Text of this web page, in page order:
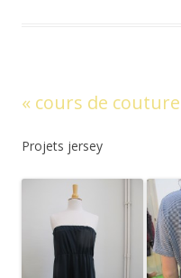
« cours de
Projets jersey